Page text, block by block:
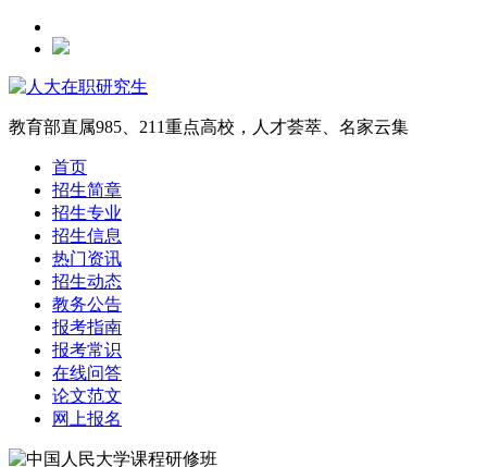
教育部直属985、211重点高校，人才荟萃、名家云集
首页
招生简章
招生专业
招生信息
热门资讯
招生动态
教务公告
报考指南
报考常识
在线问答
论文范文
网上报名